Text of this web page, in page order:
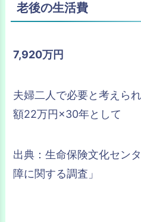
老後の生活費
7,920万円
夫婦二人で必要と考えら
額22万円×30年として
出典：生命保険文化セン
障に関する調査」